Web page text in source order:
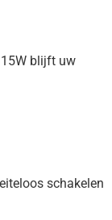
15W blijft uw
schakelen